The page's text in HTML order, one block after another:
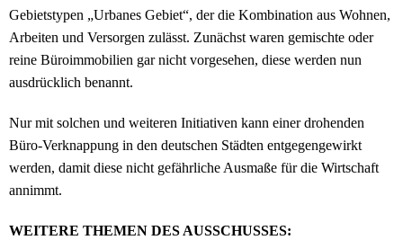
Gebietstypen „Urbanes Gebiet“, der die Kombination aus Wohnen,
Arbeiten und Versorgen zulässt. Zunächst waren gemischte oder
reine Büroimmobilien gar nicht vorgesehen, diese werden nun
ausdrücklich benannt.
Nur mit solchen und weiteren Initiativen kann einer drohenden
Büro-Verknappung in den deutschen Städten entgegengewirkt
werden, damit diese nicht gefährliche Ausmaße für die Wirtschaft
annimmt.
WEITERE THEMEN DES AUSSCHUSSES: